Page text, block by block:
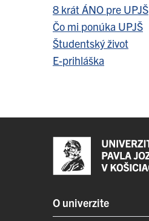
8 krát ÁNO pre UPJŠ
Čo mi ponúka UPJŠ
Študentský život
E-prihláška
O univerzite